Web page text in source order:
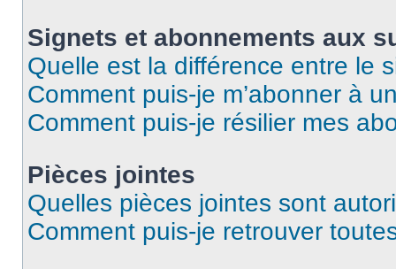
Signets et abonnements aux
Quelle est la différence entre le
Comment puis-je m’abonner à
Comment puis-je résilier mes
Pièces jointes
Quelles pièces jointes sont
Comment puis-je retrouver